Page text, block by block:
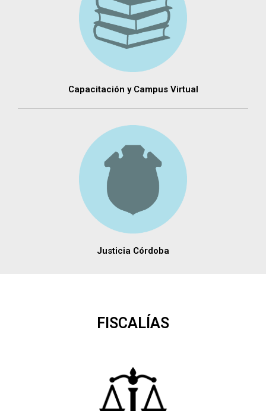
Capacitación y Campus Virtual
Justicia Córdoba
FISCALÍAS